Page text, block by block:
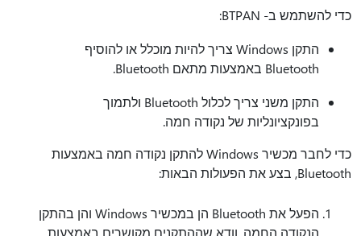
כדי להשתמש ב- BTPAN:
התקן Windows צריך להיות מוכלל או להוסיף
Bluetooth באמצעות מתאם Bluetooth.
התקן משני צריך לכלול Bluetooth ולתמוך
בפונקציונליות של נקודה חמה.
כדי לחבר מכשיר Windows להתקן נקודה חמה באמצעות
Bluetooth, בצע את הפעולות הבאות:
הפעל את Bluetooth הן במכשיר Windows והן בהתקן
הנקודה החמה, וודא שההתקנים מקושרים באמצעות